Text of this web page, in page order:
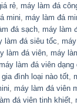
rẻ máy làm đá
mini máy làm đá
đá sạch máy làm
làm đá siêu tốc
làm đá viên máy
làm đá viên dạng
đình loại nào tốt
máy làm đá viên
đá viên tinh khiết